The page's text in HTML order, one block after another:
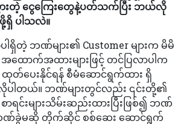
ားတဲ့ ငွေကြေးတွေနဲ့ပတ်သက်ပြီး ဘယ်လို
ရှိ ပါသလဲ။
ပါရှိတဲ့ ဘဏ်များ၏ Customer များက မိမိ
အထောက်အထားများဖြင့် တင်ပြလာပါက
ထုတ်ပေးနိုင်ရန် စီမံဆောင်ရွက်ထား ရှိ
းလိုပါတယ်။ ဘဏ်များတွင်လည်း ၎င်းတို့၏
စာရင်းများသိမ်းဆည်းထားပြီးဖြစ်၍ ဘဏ်
ဏ်ခွဲမဆို တိုက်ဆိုင် စစ်ဆေး ဆောင်ရွက်